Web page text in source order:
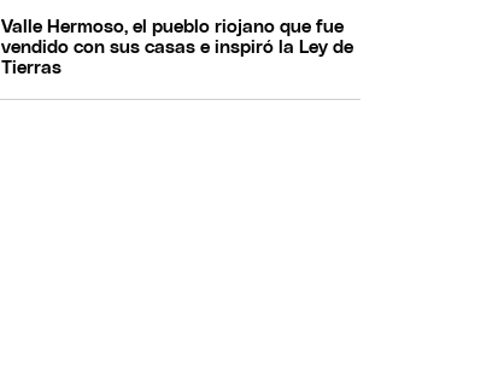
Valle Hermoso, el pueblo riojano que fue
vendido con sus casas e inspiró la Ley de
Tierras